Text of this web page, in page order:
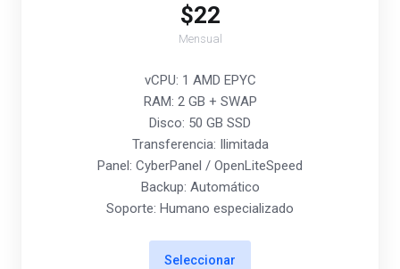
$22
Mensual
vCPU: 1 AMD EPYC
RAM: 2 GB + SWAP
Disco: 50 GB SSD
Transferencia: Ilimitada
Panel: CyberPanel / OpenLiteSpeed
Backup: Automático
Soporte: Humano especializado
Seleccionar